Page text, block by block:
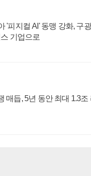
'피지컬 AI' 동맹 강화, 구광
기업으로
매듭, 5년 동안 최대 1.3조